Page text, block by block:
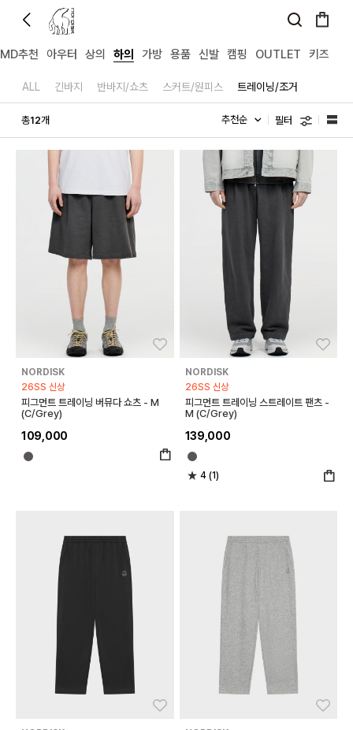
MD추천 아우터 상의 하의 가방 용품 신발 캠핑 OUTLET 키즈
ALL 긴바지 반바지/쇼츠 스커트/원피스 트레이닝/조거
총12개 필터
NORDISK
26SS 신상
피그먼트 트레이닝 버뮤다 쇼츠 - M
(C/Grey)
109,000
NORDISK
26SS 신상
피그먼트 트레이닝 스트레이트 팬츠 -
M (C/Grey)
139,000
4 (1)